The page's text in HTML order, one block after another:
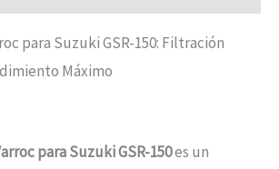
para Suzuki GSR-150: Filtración
Máximo
para Suzuki GSR-150es un